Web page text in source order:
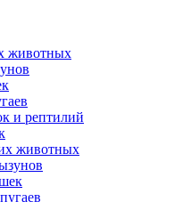
животных
и рептилий
животных